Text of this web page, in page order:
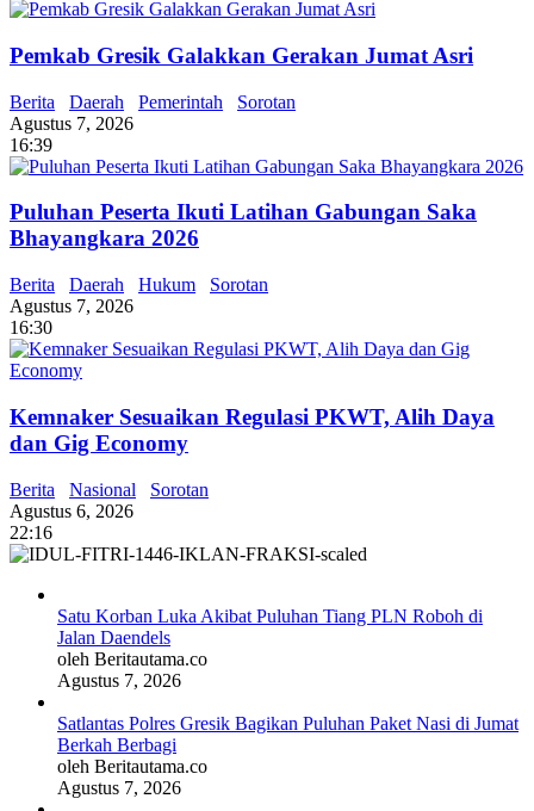
Pemkab Gresik Galakkan Gerakan Jumat Asri
Berita Daerah Pemerintah
Sorotan
Agustus 7, 2026
16:39
Puluhan Peserta Ikuti Latihan Gabungan Saka
Bhayangkara 2026
Berita Daerah Hukum
Sorotan
Agustus 7, 2026
16:30
Kemnaker Sesuaikan Regulasi PKWT, Alih Daya
dan Gig Economy
Berita Nasional
Sorotan
Agustus 6, 2026
22:16
Satu Korban Luka Akibat Puluhan Tiang PLN Roboh di
Jalan Daendels
oleh Beritautama.co
Agustus 7, 2026
Satlantas Polres Gresik Bagikan Puluhan Paket Nasi di Jumat
Berkah Berbagi
oleh Beritautama.co
Agustus 7, 2026